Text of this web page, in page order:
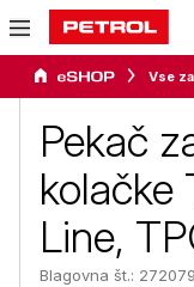
Pekač
kolačke
Line,
Blagovna št.: 272079